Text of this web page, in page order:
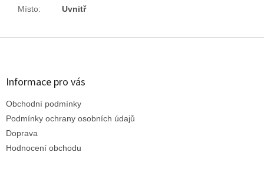
Místo: Uvnitř
Z
Informace pro vás
Obchodní podmínky
Podmínky ochrany osobních údajů
Doprava
Hodnocení obchodu